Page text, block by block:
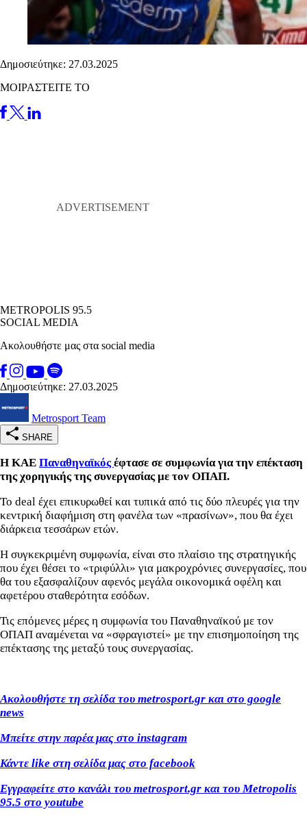
Δημοσιεύτηκε: 27.03.2025
ΜΟΙΡΑΣΤΕΙΤΕ ΤΟ
METROPOLIS 95.5
SOCIAL MEDIA
Ακολουθήστε μας στα social media
Δημοσιεύτηκε: 27.03.2025
Metrosport Team
SHARE
Η ΚΑΕ Παναθηναϊκόςέφτασε σε συμφωνία για την επέκταση
της χορηγικής της συνεργασίας με τον ΟΠΑΠ.
Το deal έχει επικυρωθεί και τυπικά από τις δύο πλευρές για την
κεντρική διαφήμιση στη φανέλα των «πρασίνων», που θα έχει
διάρκεια τεσσάρων ετών.
Η συγκεκριμένη συμφωνία, είναι στο πλαίσιο της στρατηγικής
που έχει θέσει το «τριφύλλι» για μακροχρόνιες συνεργασίες, που
θα του εξασφαλίζουν αφενός μεγάλα οικονομικά οφέλη και
αφετέρου σταθερότητα εσόδων.
Τις επόμενες μέρες η συμφωνία του Παναθηναϊκού με τον
OΠΑΠ αναμένεται να «σφραγιστεί» με την επισημοποίηση της
επέκτασης της μεταξύ τους συνεργασίας.
Ακολουθήστε τη σελίδα του metrosport.gr και στο google
news
Μπείτε στην παρέα μας στο instagram
Κάντε like στη σελίδα μας στο facebook
Εγγραφείτε στο κανάλι του metrosport.gr και του Metropolis
95.5 στο youtube